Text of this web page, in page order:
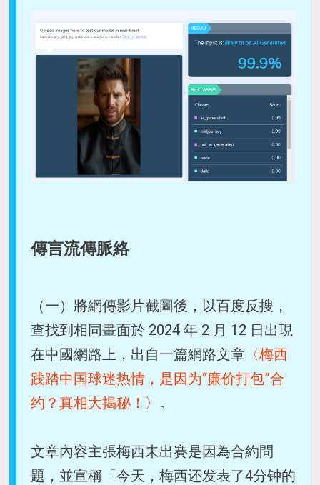
傳言流傳脈絡
（一）將網傳影片截圖後，以百度反搜，
查找到相同畫面於 2024 年 2 月 12 日出現
在中國網路上，出自一篇網路文章 〈梅西
践踏中国球迷热情，是因为“廉价打包”合
约？真相大揭秘！〉 。
文章內容主張梅西未出賽是因為合約問
題，並宣稱「今天，梅西还发表了4分钟的